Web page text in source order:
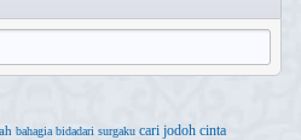
bahagia bidadari surgaku cari jodoh cinta